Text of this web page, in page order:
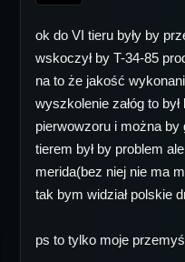
ok do VI tieru były by
wskoczył by T-34-85
na to że jakość
wyszkolenie załóg to
pierwowzoru i można by
tierem był by problem
merida(bez niej nie ma
tak bym widział polskie
ps to tylko moje